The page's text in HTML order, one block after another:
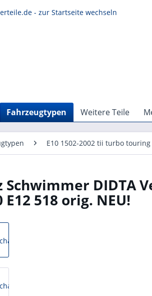
Fahrzeugtypen Weitere Teile
E10 1502-2002 tii turbo
Schwimmer DIDTA
E12 518 orig. NEU!